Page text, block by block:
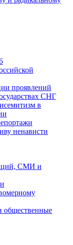
проявлений
СНГ
в
ненависти
СМИ и
общественные